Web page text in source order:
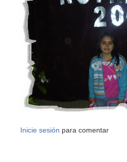
Inicie sesión para comentar